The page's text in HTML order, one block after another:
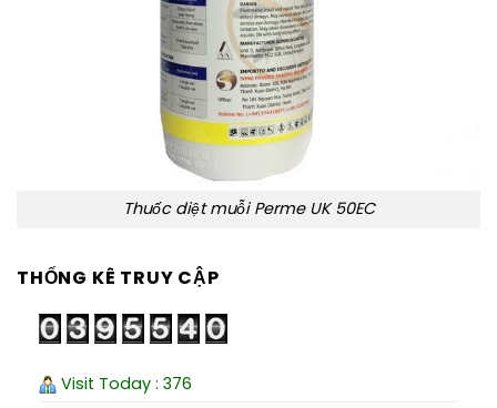
Thuốc diệt muỗi Perme UK 50EC
THỐNG KÊ TRUY CẬP
Visit Today : 376